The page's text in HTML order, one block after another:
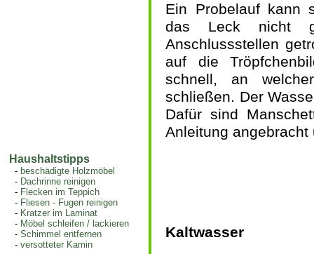
Haushaltstipps
- beschädigte Holzmöbel
- Dachrinne reinigen
- Flecken im Teppich
- Fliesen - Fugen reinigen
- Kratzer im Laminat
- Möbel schleifen / lackieren
-Schimmel entfernen
-versotteter Kamin
Ein Probelauf kann
das Leck nicht
Anschlussstellen
auf die
schnell, an
schließen. Der
Dafür sind
Anleitung
Kaltwasser